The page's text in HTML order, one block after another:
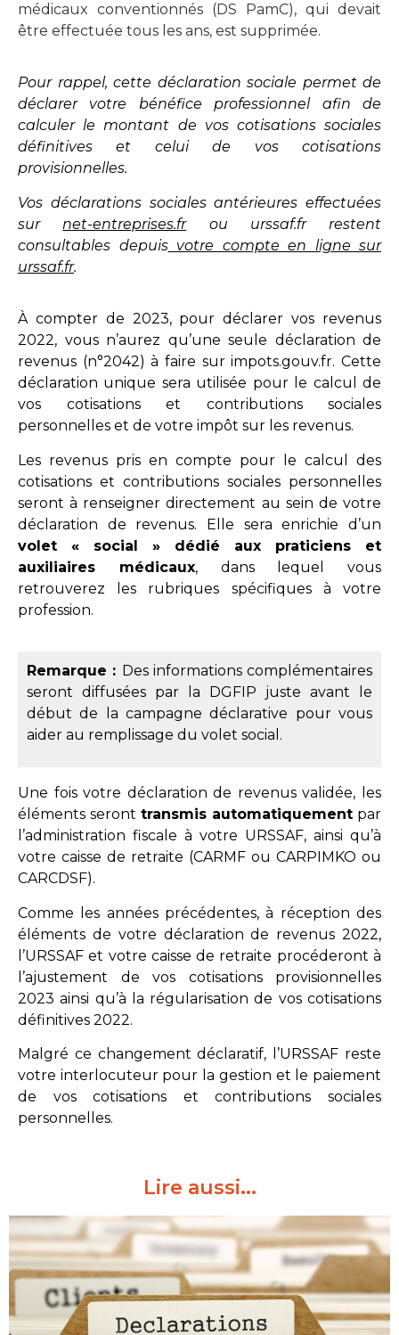
médicaux conventionnés (DS PamC), qui devait
être effectuée tous les ans, est supprimée.
Pour rappel, cette déclaration sociale permet de
déclarer votre bénéfice professionnel afin de
calculer le montant de vos cotisations sociales
définitives et celui de vos cotisations
provisionnelles.
Vos déclarations sociales antérieures effectuées
sur net-entreprises.frou urssaf.fr restent
consultables depuisvotre compte en ligne sur
urssaf.fr.
À compter de 2023, pour déclarer vos revenus
2022, vous n’aurez qu’une seule déclaration de
revenus (n°2042) à faire surimpots.gouv.fr. Cette
déclaration unique sera utilisée pour le calcul de
vos cotisations et contributions sociales
personnelles et de votre impôt sur les revenus.
Les revenus pris en compte pour le calcul des
cotisations et contributions sociales personnelles
seront à renseigner directement au sein de votre
déclaration de revenus. Elle sera enrichie d’un
volet « social » dédié aux praticiens et
auxiliaires médicaux, dans lequel vous
retrouverez les rubriques spécifiques à votre
profession.
Remarque : Des informations complémentaires
seront diffusées par la DGFIP juste avant le
début de la campagne déclarative pour vous
aider au remplissage du volet social.
Une fois votre déclaration de revenus validée, les
éléments seront transmis automatiquement par
l’administration fiscale à votre URSSAF, ainsi qu’à
votre caisse de retraite (CARMF ou CARPIMKO ou
CARCDSF).
Comme les années précédentes, à réception des
éléments de votre déclaration de revenus 2022,
l’URSSAF et votre caisse de retraite procéderont à
l’ajustement de vos cotisations provisionnelles
2023 ainsi qu’à la régularisation de vos cotisations
définitives 2022.
Malgré ce changement déclaratif, l’URSSAF reste
votre interlocuteur pour la gestion et le paiement
de vos cotisations et contributions sociales
personnelles.
Lire aussi...